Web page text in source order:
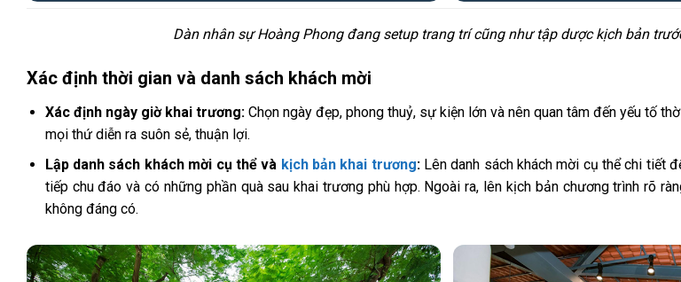
Dàn nhân sự Hoàng Phong đang setup trang trí cũng như tập dược kịch bản
Xác định thời gian và danh sách khách mời
Xác định ngày giờ khai trương:Chọn ngày đẹp, phong thuỷ, sự kiện lớn và nên quan tâm đến yếu tố
mọi thứ diễn ra suôn sẻ, thuận lợi.
Lập danh sách khách mời cụ thể và kịch bản khai trương:Lên danh sách khách mời cụ thể chi tiết
tiếp chu đáo và có những phần quà sau khai trương phù hợp. Ngoài ra, lên kịch bản chương trình rõ
không đáng có.